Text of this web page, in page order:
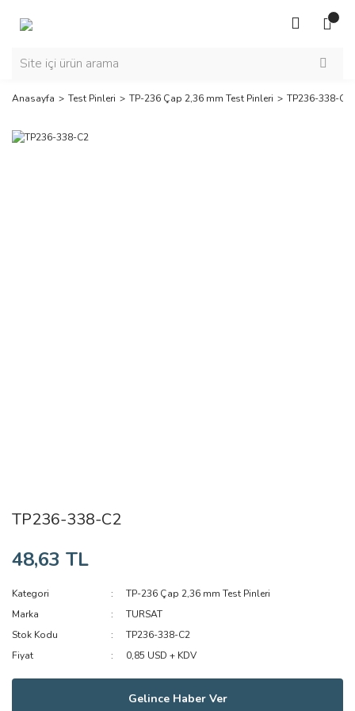
Anasayfa Test Pinleri TP-236 Çap 2,36 mm Test Pinleri TP236-338-C2
TP236-338-C2
48,63 TL
Kategori
TP-236 Çap 2,36 mm Test Pinleri
Marka
TURSAT
Stok Kodu
TP236-338-C2
Fiyat
0,85 USD + KDV
Gelince Haber Ver